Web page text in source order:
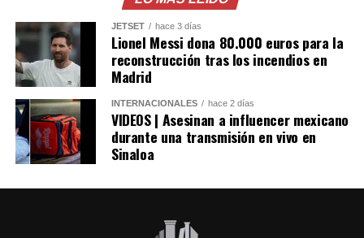
JETSET hace 3 días
Lionel Messi dona 80.000 euros para la
reconstrucción tras los incendios en
Madrid
INTERNACIONALES hace 2 días
VIDEOS | Asesinan a influencer mexicano
durante una transmisión en vivo en
Sinaloa